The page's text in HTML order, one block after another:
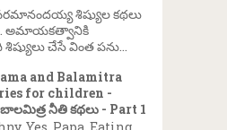
శిష్యుల కథలు
అమాయకత్వానికి
చేసే వింత పను...
and Balamitra
for children -
నీతి కథలు - Part 1